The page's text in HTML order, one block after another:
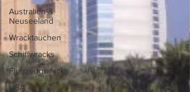
Australien &
Neuseeland
Wracktauchen
Schiffwracks
Flugzeugwracks
USA